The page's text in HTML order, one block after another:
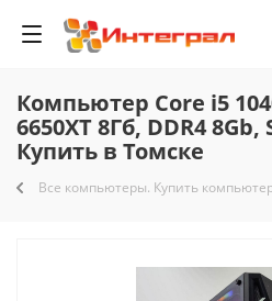
Компьютер Core i5
6650XT 8Гб, DDR4 8Gb,
Купить в Томске
Все компьютеры. Купить